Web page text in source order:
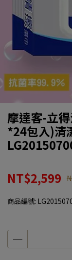
摩達客-立
*24包入)清
NT$2,599
商品編號: